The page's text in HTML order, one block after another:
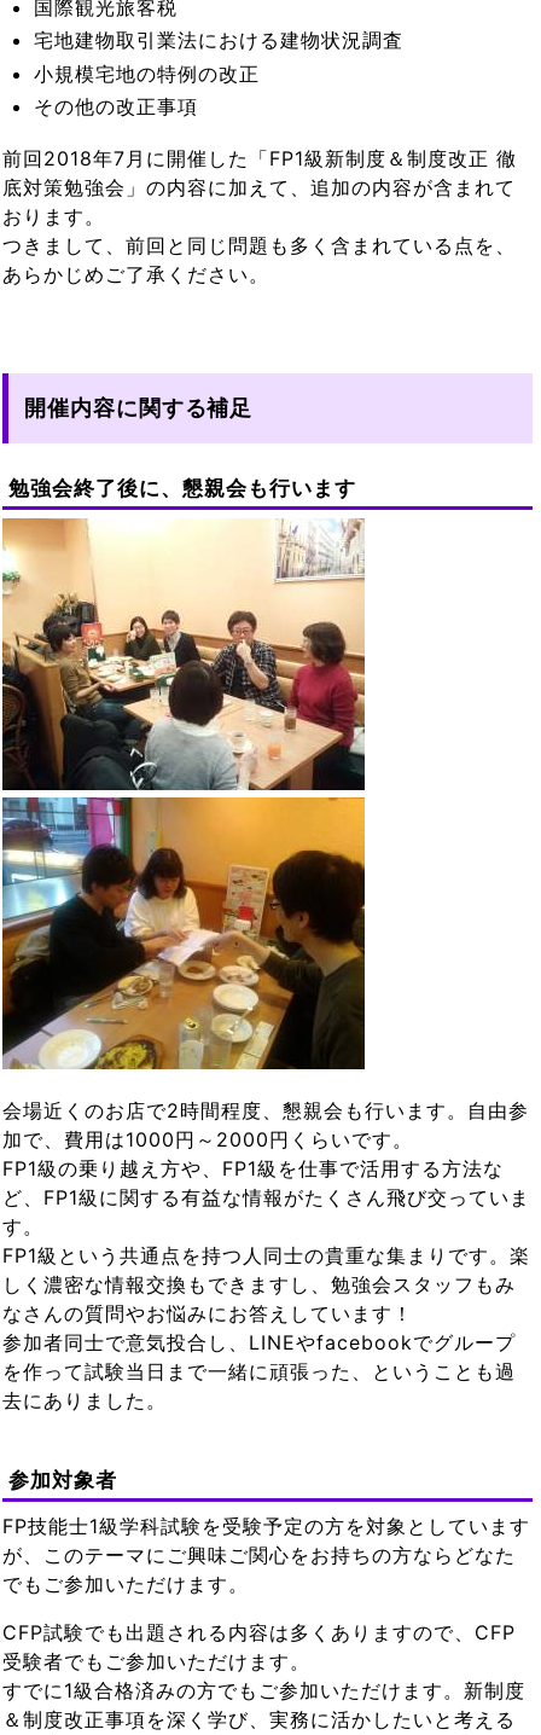
国際観光旅客税
宅地建物取引業法における建物状況調査
小規模宅地の特例の改正
その他の改正事項
前回2018年7月に開催した「FP1級新制度＆制度改正 徹
底対策勉強会」の内容に加えて、追加の内容が含まれて
おります。
つきまして、前回と同じ問題も多く含まれている点を、
あらかじめご了承ください。
開催内容に関する補足
勉強会終了後に、懇親会も行います
会場近くのお店で2時間程度、懇親会も行います。自由参
加で、費用は1000円～2000円くらいです。
FP1級の乗り越え方や、FP1級を仕事で活用する方法な
ど、FP1級に関する有益な情報がたくさん飛び交っていま
す。
FP1級という共通点を持つ人同士の貴重な集まりです。楽
しく濃密な情報交換もできますし、勉強会スタッフもみ
なさんの質問やお悩みにお答えしています！
参加者同士で意気投合し、LINEやfacebookでグループ
を作って試験当日まで一緒に頑張った、ということも過
去にありました。
参加対象者
FP技能士1級学科試験を受験予定の方を対象としています
が、このテーマにご興味ご関心をお持ちの方ならどなた
でもご参加いただけます。
CFP試験でも出題される内容は多くありますので、CFP
受験者でもご参加いただけます。
すでに1級合格済みの方でもご参加いただけます。新制度
＆制度改正事項を深く学び、実務に活かしたいと考える